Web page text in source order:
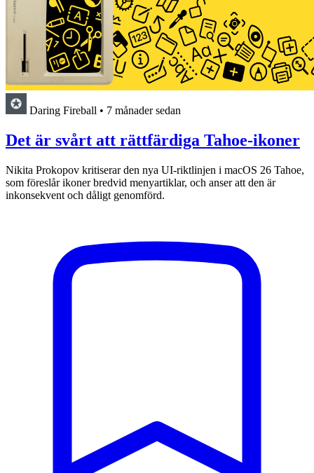
Daring Fireball • 7 månader sedan
Det är svårt att rättfärdiga Tahoe-ikoner
Nikita Prokopov kritiserar den nya UI-riktlinjen i macOS 26 Tahoe,
som föreslår ikoner bredvid menyartiklar, och anser att den är
inkonsekvent och dåligt genomförd.